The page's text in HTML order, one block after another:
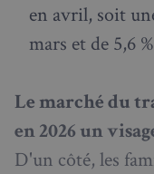
en avril, soit
mars et de 5,6
Le marché du
en 2026 un
D'un côté, les